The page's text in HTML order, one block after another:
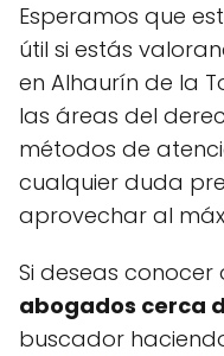
Esperamos que
útil si estás
en Alhaurín de la
las áreas del
métodos de
cualquier duda
aprovechar al
Si deseas conocer
abogados cerca
buscador